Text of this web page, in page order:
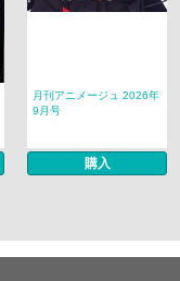
月刊アニメージュ 2026年
9月号
購入